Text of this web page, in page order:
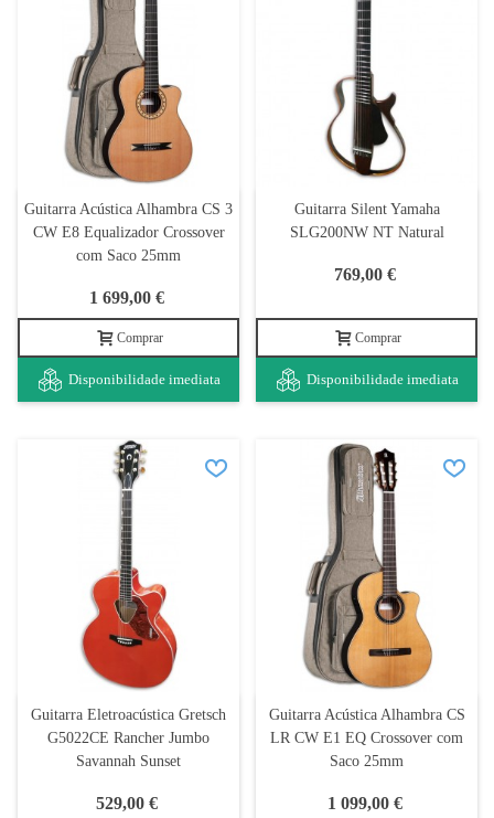
Guitarra Acústica Alhambra CS 3
CW E8 Equalizador Crossover
com Saco 25mm
1 699,00 €
Comprar
Disponibilidade imediata
Guitarra Silent Yamaha
SLG200NW NT Natural
769,00 €
Comprar
Disponibilidade imediata
Guitarra Eletroacústica Gretsch
G5022CE Rancher Jumbo
Savannah Sunset
529,00 €
Guitarra Acústica Alhambra CS
LR CW E1 EQ Crossover com
Saco 25mm
1 099,00 €